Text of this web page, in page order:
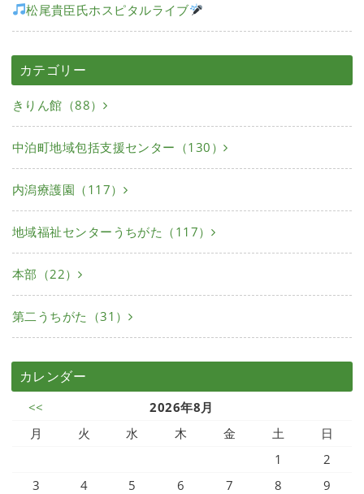
松尾貴臣氏ホスピタルライブ
カテゴリー
きりん館（88）
中泊町地域包括支援センター（130）
内潟療護園（117）
地域福祉センターうちがた（117）
本部（22）
第二うちがた（31）
カレンダー
<<
2026年8月
月
火 水 木 金 土
日
1
2
3
4 5 6 7 8
9